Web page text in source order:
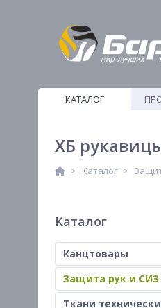
КАТАЛОГ
ХБ
Каталог
Каталог
Канцтовары
Защита рук и СИЗ
Ткани